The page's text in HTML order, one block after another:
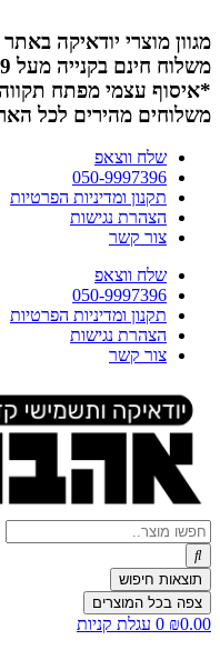
לתוכן
מגוון מוצרי יודאיקה
משלוח חינם בקנייה מעל ₪399 (לא כולל תמונות)
*איסוף עצמי מפתח
משלוחים מהירים לכל
שלח ווצאפ
050-9997396
תקנון ומדיניות הפרטיות
הצהרת נגישות
צור קשר
שלח ווצאפ
050-9997396
תקנון ומדיניות הפרטיות
הצהרת נגישות
צור קשר
Search
...
תוצאות חיפוש
צפה בכל המוצרים
₪0.00
0 עגלת קניות